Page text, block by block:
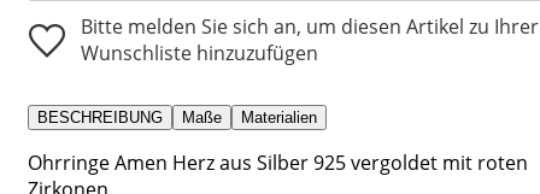
Bitte melden Sie sich an, um diesen Artikel zu Ihrer
Wunschliste hinzuzufügen
BESCHREIBUNG Maße Materialien
Ohrringe Amen Herz aus Silber 925 vergoldet mit roten